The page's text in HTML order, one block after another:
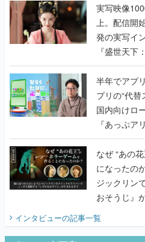
んだレジェ
実写映像
上。配信開
発の実写イ
『盛世天下
うこだわり
半年でアプリス
プリの“代
国内向けロ
『あっぷア
てみた
なぜ “あの
になったのか？ 敵に見つからない
ジックリン
おそうじ』
インタビューの記事一覧